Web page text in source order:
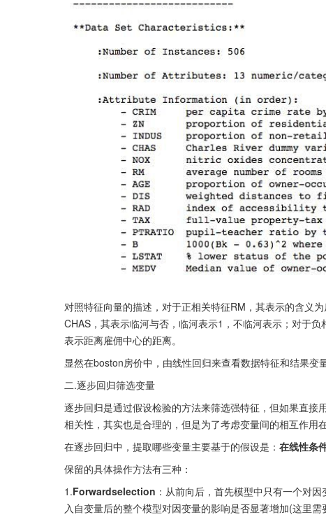
对照特征向量的描述，对于正相关特征RM，其表示的含义
CHAS，其表示临河与否，临河表示1，不临河表示；对于
表示距离雇佣中心的距离。
显然在boston房价中，由线性回归来查看数据特征和结果变
二.逐步回归筛选变量
逐步回归是通过假设检验的方法来筛选强特征，但如果直
相关性，其实也是合理的，但是为了考虑变量间的相互作用
在逐步回归中，提取哪些变量主要基于的假设是： 在线性条
保留的具体操作方法有三种：
1.Forwardselection ：从前向后，首先模型中只有一个对
入自变量后的整个模型对因变量的影响是否显著增加(这里